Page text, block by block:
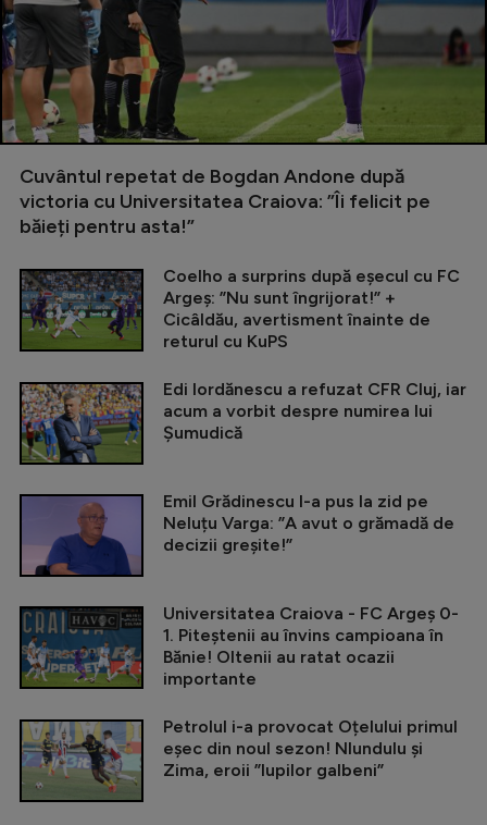
Cuvântul repetat de Bogdan Andone după
victoria cu Universitatea Craiova: ”Îi felicit pe
băieți pentru asta!”
Coelho a surprins după eșecul cu FC
Argeș: ”Nu sunt îngrijorat!” +
Cicâldău, avertisment înainte de
returul cu KuPS
Edi Iordănescu a refuzat CFR Cluj, iar
acum a vorbit despre numirea lui
Șumudică
Emil Grădinescu l-a pus la zid pe
Neluțu Varga: ”A avut o grămadă de
decizii greșite!”
Universitatea Craiova - FC Argeș 0-
1. Piteștenii au învins campioana în
Bănie! Oltenii au ratat ocazii
importante
Petrolul i-a provocat Oțelului primul
eșec din noul sezon! Nlundulu și
Zima, eroii ”lupilor galbeni”